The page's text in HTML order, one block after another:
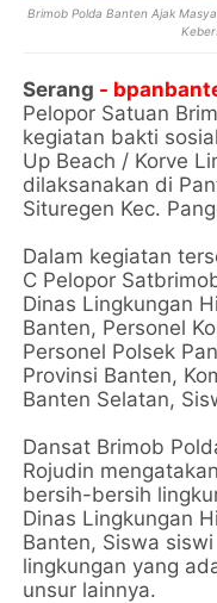
Brimob Polda Banten Ajak
Serang -
Pelopor Satuan
kegiatan bakti
Up Beach / Korve
dilaksanakan di
Situregen Kec.
Dalam kegiatan
C Pelopor
Dinas Lingkungan
Banten, Personel
Personel Polsek
Provinsi Banten,
Banten Selatan,
Dansat Brimob
Rojudin
bersih-bersih
Dinas Lingkungan
Banten, Siswa
lingkungan yang
unsur lainnya.